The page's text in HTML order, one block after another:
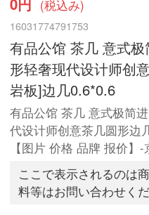
(税込み)
16031774791753
有品公馆 茶几 意式
形轻奢现代设计师创
岩板]边几0.6*0.6
有品公馆 茶几 意式极简
代设计师创意茶几圆形边
【图片 价格 品牌 报价】-
ここで表示されるのは
料等はお問い合わせく